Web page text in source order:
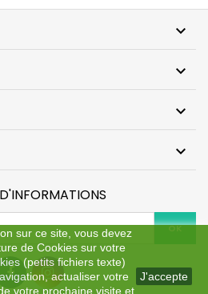
sur ce site, vous devez
de Cookies sur votre
(petits fichiers texte)
actualiser votre
votre prochaine visite et
J'accepte



